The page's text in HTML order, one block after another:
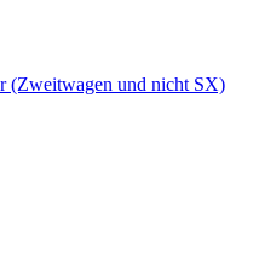
(Zweitwagen und nicht SX)